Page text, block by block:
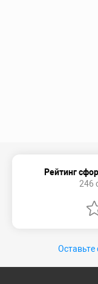
Рейтинг
246
Оставьте